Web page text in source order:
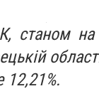
станом на
12,21%.